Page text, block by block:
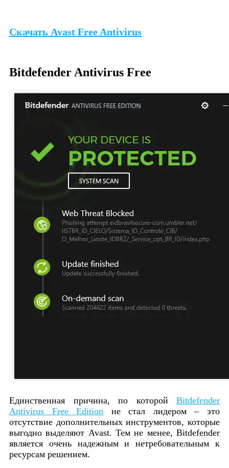
Скачать Avast Free Antivirus
Bitdefender Antivirus Free
Единственная причина, по которой Bitdefender
Antivirus Free Edition не стал лидером – это
отсутствие дополнительных инструментов, которые
выгодно выделяют Avast. Тем не менее, Bitdefender
является очень надежным и нетребовательным к
ресурсам решением.